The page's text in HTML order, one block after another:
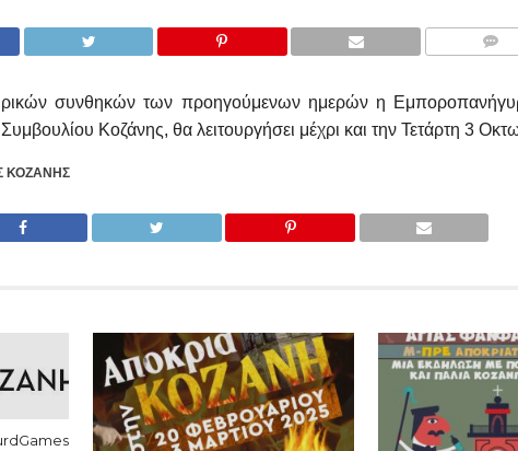
συνθηκών των προηγούμενων ημερών η
Κοζάνης, θα λειτουργήσει μέχρι και την Τετάρτη 3
ΚΟΖΆΝΗΣ